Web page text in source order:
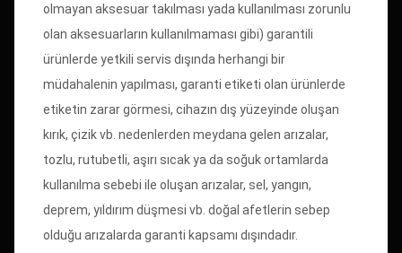
olmayan aksesuar takılması yada kullanılması zorunlu
olan aksesuarların kullanılmaması gibi) garantili
ürünlerde yetkili servis dışında herhangi bir
müdahalenin yapılması, garanti etiketi olan ürünlerde
etiketin zarar görmesi, cihazın dış yüzeyinde oluşan
kırık, çizik vb. nedenlerden meydana gelen arızalar,
tozlu, rutubetli, aşırı sıcak ya da soğuk ortamlarda
kullanılma sebebi ile oluşan arızalar, sel, yangın,
deprem, yıldırım düşmesi vb. doğal afetlerin sebep
olduğu arızalarda garanti kapsamı dışındadır.